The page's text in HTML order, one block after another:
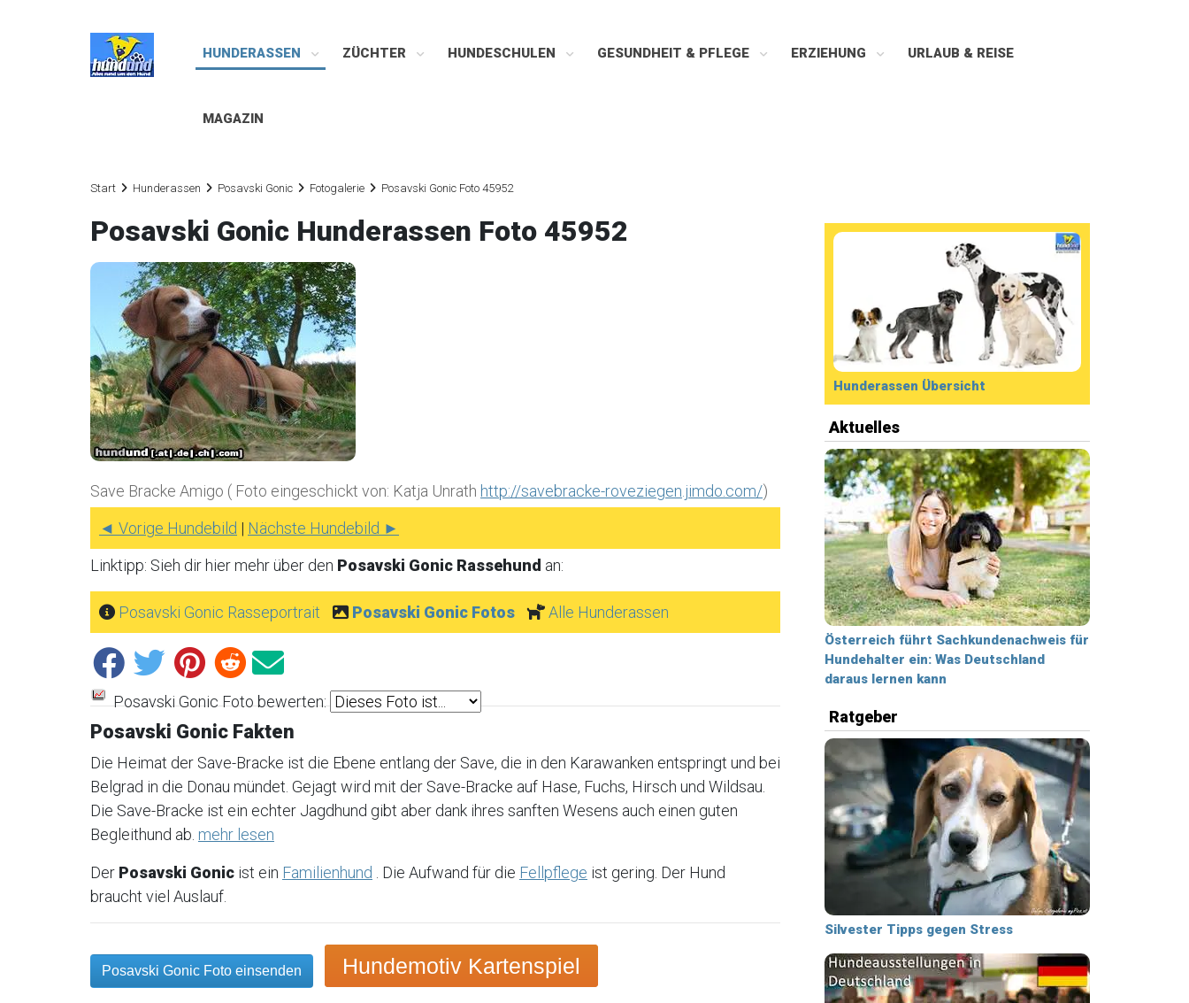
HUNDERASSEN ZÜCHTER HUNDESCHULEN GESUNDHEIT & PFLEGE ERZIEHUNG URLAUB & REISE
MAGAZIN
Start Hunderassen Posavski Gonic Fotogalerie Posavski Gonic Foto 45952
Posavski Gonic Hunderassen Foto 45952
Save Bracke Amigo ( Foto eingeschickt von: Katja Unrath http://savebracke-roveziegen.jimdo.com/)
◄ Vorige Hundebild | Nächste Hundebild ►
Linktipp: Sieh dir hier mehr über den Posavski Gonic Rassehund an:
Posavski Gonic Rasseportrait Posavski Gonic Fotos Alle Hunderassen
Posavski Gonic Foto bewerten:
Posavski Gonic Fakten
Die Heimat der Save-Bracke ist die Ebene entlang der Save, die in den Karawanken entspringt und bei
Belgrad in die Donau mündet. Gejagt wird mit der Save-Bracke auf Hase, Fuchs, Hirsch und Wildsau.
Die Save-Bracke ist ein echter Jagdhund gibt aber dank ihres sanften Wesens auch einen guten
Begleithund ab. mehr lesen
Der Posavski Gonic ist ein Familienhund . Die Aufwand für die Fellpflege ist gering. Der Hund
braucht viel Auslauf.
Posavski Gonic Foto einsenden Hundemotiv Kartenspiel
Hunderassen Übersicht
Aktuelles
Österreich führt Sachkundenachweis für
Hundehalter ein: Was Deutschland
daraus lernen kann
Ratgeber
Silvester Tipps gegen Stress